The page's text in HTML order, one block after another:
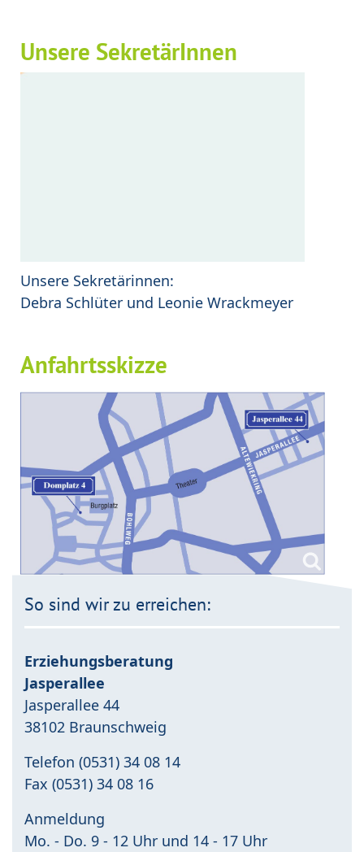
Unsere SekretärInnen
Unsere Sekretärinnen:
Debra Schlüter und Leonie Wrackmeyer
Anfahrtsskizze
So sind wir zu erreichen:
Erziehungsberatung
Jasperallee
Jasperallee 44
38102 Braunschweig
Telefon (0531) 34 08 14
Fax (0531) 34 08 16
Anmeldung
Mo. - Do. 9 - 12 Uhr und 14 - 17 Uhr